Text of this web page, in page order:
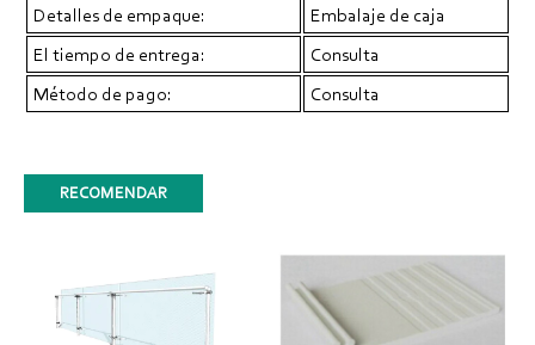
Detalles de empaque:
Embalaje de caja
El tiempo de entrega:
Consulta
Método de pago:
Consulta
RECOMENDAR